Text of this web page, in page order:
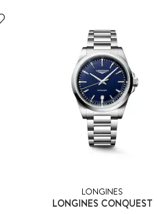
LONGINES
LONGINES CONQUEST